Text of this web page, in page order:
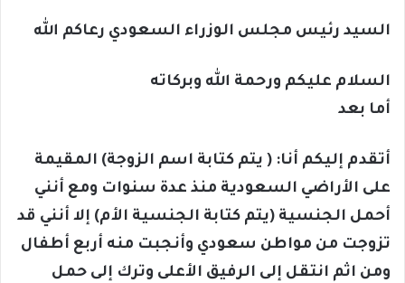
السيد رئيس مجلس الوزراء السعودي رعاكم الله
السلام عليكم ورحمة الله وبركاته
أما بعد
أتقدم إليكم أنا: ( يتم كتابة اسم الزوجة) المقيمة
على الأراضي السعودية منذ عدة سنوات ومع أنني
أحمل الجنسية (يتم كتابة الجنسية الأم) إلا أنني قد
تزوجت من مواطن سعودي وأنجبت منه أربع أطفال
ومن اثم انتقل إلى الرفيق الأعلى وترك إلى حمل